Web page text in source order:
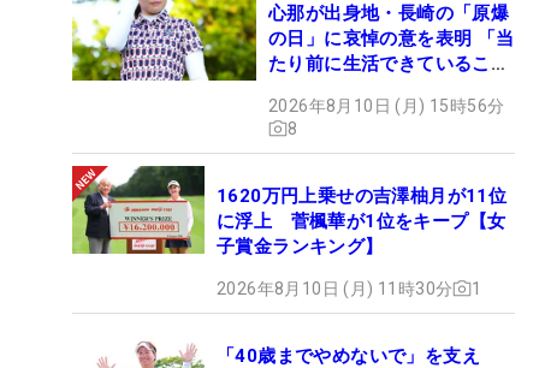
心那が出身地・長崎の「原爆
の日」に哀悼の意を表明 「当
たり前に生活できていること
2026年8月10日 (月) 15時56分
8
1620万円上乗せの吉澤柚月が11位
に浮上 菅楓華が1位をキープ【女
子賞金ランキング】
2026年8月10日 (月) 11時30分 1
「40歳までやめないで」を支え